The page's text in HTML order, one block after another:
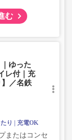
む
ゆった
レ付｜充
／名鉄
り 充電OK
またはコンセ